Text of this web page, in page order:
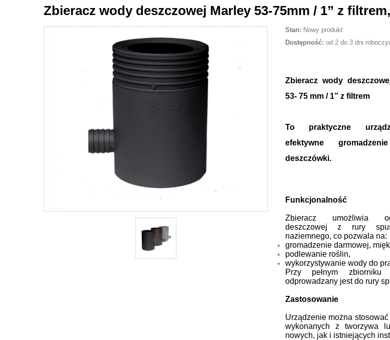
Zbieracz wody deszczowej Marley 53-75mm / 1” z
Stan: Nowy produkt
Dostępność: od 2 do 3 dni
Zbieracz wody
53- 75 mm / 1” z filtrem
To praktyczne
efektywne
deszczówki.
Funkcjonalność
Zbieracz umożliwia
deszczowej z rury
naziemnego, co pozwala na:
gromadzenie darmowej,
podlewanie roślin,
wykorzystywanie wody do
Przy pełnym
odprowadzany jest do rury
Zastosowanie
Urządzenie można
wykonanych z tworzywa
nowych, jak i istniejących